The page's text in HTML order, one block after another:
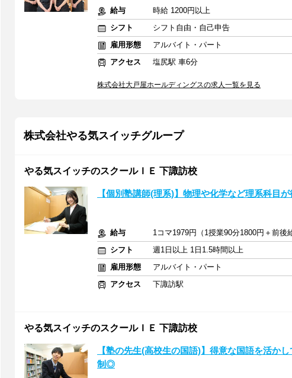
給与
時給 1200円以上
シフト
シフト自由・自己申告
雇用形態
アルバイト・パート
アクセス
塩尻駅 車6分
株式会社大戸屋ホールディングスの求人一覧を見る
株式会社やる気スイッチグループ
やる気スイッチのスクールＩＥ 下諏訪校
【個別塾講師(理系)】物理や化学など理系科目
給与
1コマ1979円（1授業90分1800円＋前後
シフト
週1日以上 1日1.5時間以上
雇用形態
アルバイト・パート
アクセス
下諏訪駅
やる気スイッチのスクールＩＥ 下諏訪校
【塾の先生(高校生の国語)】得意な国語を活か
制◎